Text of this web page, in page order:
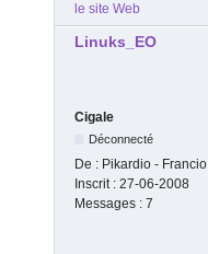
le site Web
Linuks_EO
Cigale
Déconnecté
De : Pikardio - Francio
Inscrit : 27-06-2008
Messages : 7